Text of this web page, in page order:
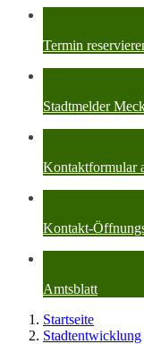
Termin
Stadtmelder
Kontaktformular
Kontakt-
Amtsblatt
Startseite
Stadtentwicklung